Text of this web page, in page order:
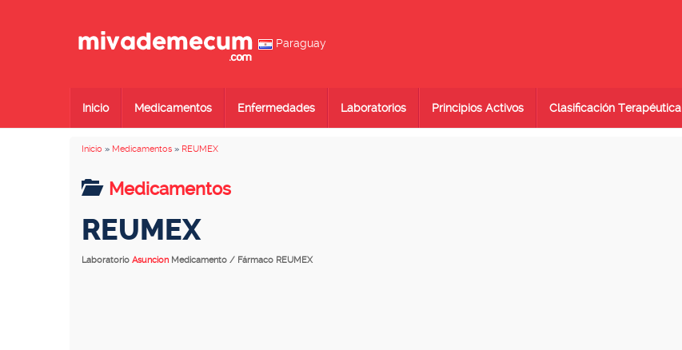
Paraguay
Inicio Medicamentos Enfermedades Laboratorios Principios Activos Clasificación Terapéutica
Inicio » Medicamentos » REUMEX
Medicamentos
REUMEX
Laboratorio Asuncion Medicamento / Fármaco REUMEX